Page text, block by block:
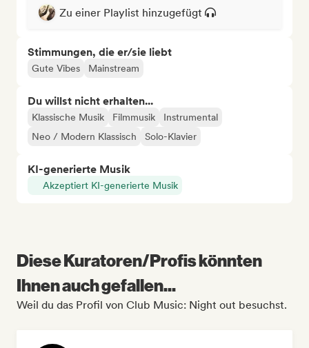
Zu einer Playlist hinzugefügt
Stimmungen, die er/sie liebt
Gute Vibes Mainstream
Du willst nicht erhalten...
Klassische Musik Filmmusik
Instrumental
Neo / Modern Klassisch
Solo-Klavier
KI-generierte Musik
Akzeptiert KI-generierte Musik
Diese Kuratoren/Profis könnten
Ihnen auch gefallen...
Weil du das Profil von Club Music: Night out besuchst.